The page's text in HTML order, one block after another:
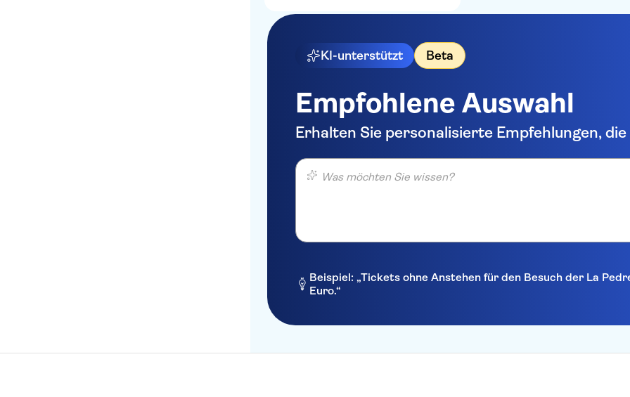
KI-unterstützt Beta
Empfohlene Auswahl
Erhalten Sie personalisierte Empfehlungen,
Was möchten Sie wissen?
Beispiel: „Tickets ohne Anstehen für den Besuch der La
Euro.“